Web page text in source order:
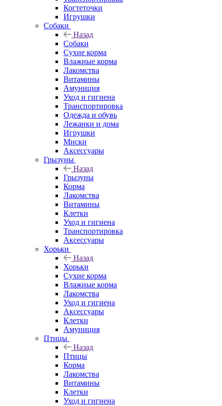
Когтеточки
Игрушки
Собаки
Назад
Собаки
Сухие корма
Влажные корма
Лакомства
Витамины
Амуниция
Уход и гигиена
Транспортировка
Одежда и обувь
Лежанки и дома
Игрушки
Миски
Аксессуары
Грызуны
Назад
Грызуны
Корма
Лакомства
Витамины
Клетки
Уход и гигиена
Транспортировка
Аксессуары
Хорьки
Назад
Хорьки
Сухие корма
Влажные корма
Лакомства
Уход и гигиена
Аксессуары
Клетки
Амуниция
Птицы
Назад
Птицы
Корма
Лакомства
Витамины
Клетки
Уход и гигиена